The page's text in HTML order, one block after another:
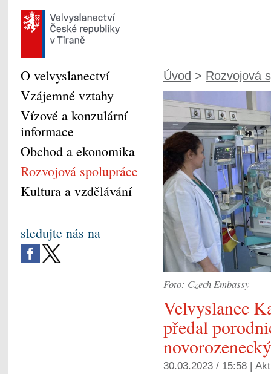
Úvod > Rozvojová
Foto: Czech Embassy
Velvyslanec
předal
30.03.2023 / 15:58 |
O velvyslanectví
Vzájemné vztahy
Vízové a konzulární
informace
Obchod a ekonomika
Rozvojová spolupráce
Kultura a vzdělávání
sledujte nás na